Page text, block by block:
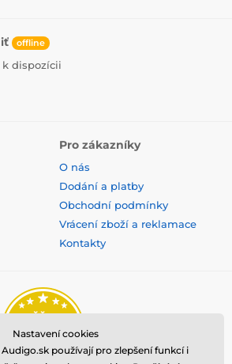
offline
k dispozícii
Pro zákazníky
O nás
Dodání a platby
Obchodní podmínky
Vrácení zboží a reklamace
Kontakty
Nastavení cookies
používají pro zlepšení funkcí i